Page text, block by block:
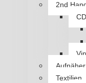
2nd
Aufnäher
Textilien